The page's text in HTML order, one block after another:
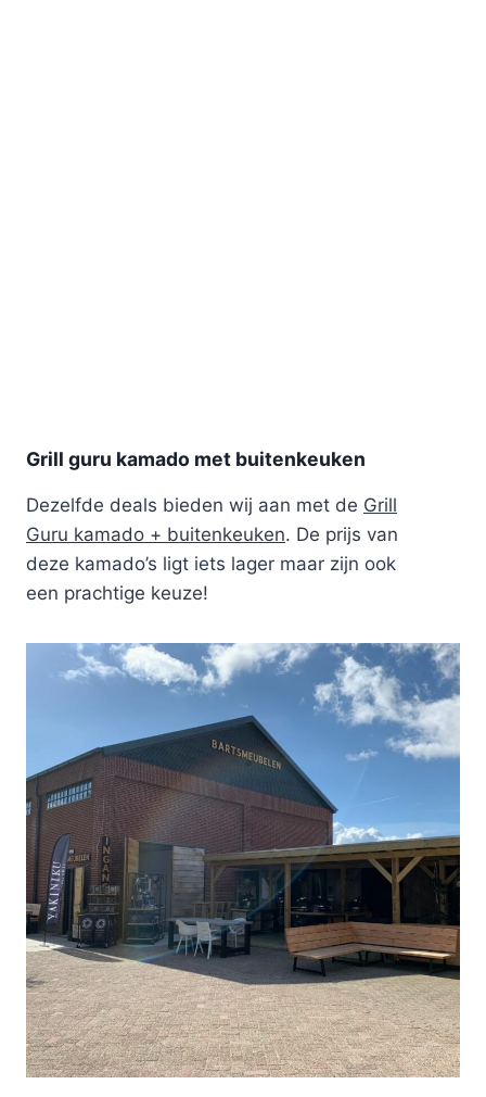
Grill guru kamado met buitenkeuken
Dezelfde deals bieden wij aan met de Grill
Guru kamado + buitenkeuken. De prijs van
deze kamado’s ligt iets lager maar zijn ook
een prachtige keuze!